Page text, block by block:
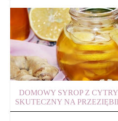
DOMOWY SYROP Z
SKUTECZNY NA